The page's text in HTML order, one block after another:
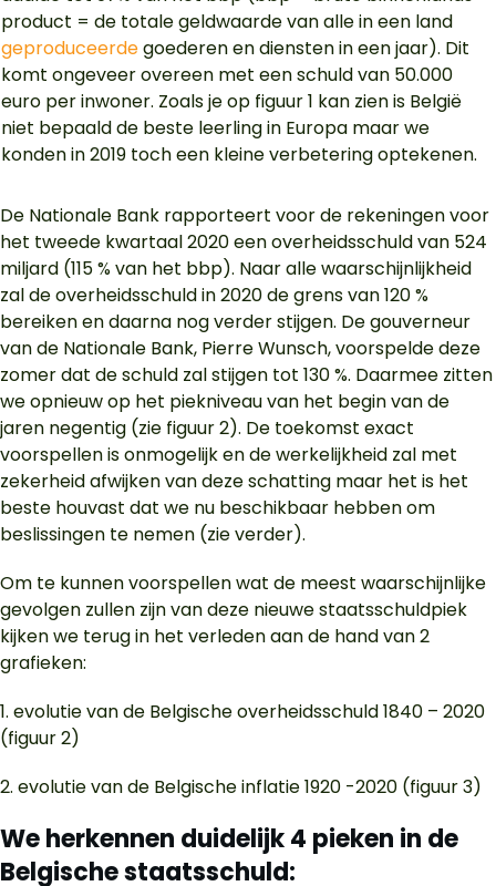
product = de totale geldwaarde van alle in een land
geproduceerdegoederen en diensten in een jaar). Dit
komt ongeveer overeen met een schuld van 50.000
euro per inwoner. Zoals je op figuur 1 kan zien is België
niet bepaald de beste leerling in Europa maar we
konden in 2019 toch een kleine verbetering optekenen.
De Nationale Bank rapporteert voor de rekeningen voor
het tweede kwartaal 2020 een overheidsschuld van 524
miljard (115 % van het bbp). Naar alle waarschijnlijkheid
zal de overheidsschuld in 2020 de grens van 120 %
bereiken en daarna nog verder stijgen. De gouverneur
van de Nationale Bank, Pierre Wunsch, voorspelde deze
zomer dat de schuld zal stijgen tot 130 %. Daarmee zitten
we opnieuw op het piekniveau van het begin van de
jaren negentig (zie figuur 2). De toekomst exact
voorspellen is onmogelijk en de werkelijkheid zal met
zekerheid afwijken van deze schatting maar het is het
beste houvast dat we nu beschikbaar hebben om
beslissingen te nemen (zie verder).
Om te kunnen voorspellen wat de meest waarschijnlijke
gevolgen zullen zijn van deze nieuwe staatsschuldpiek
kijken we terug in het verleden aan de hand van 2
grafieken:
1. evolutie van de Belgische overheidsschuld 1840 – 2020
(figuur 2)
2. evolutie van de Belgische inflatie 1920 -2020 (figuur 3)
We herkennen duidelijk 4 pieken in de
Belgische staatsschuld: